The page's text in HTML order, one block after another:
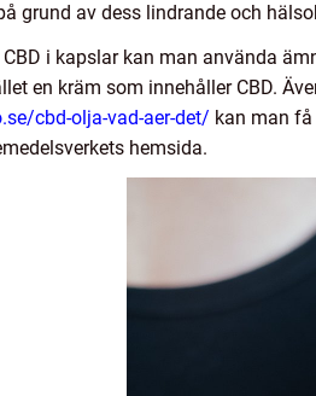
grund av dess lindrande och
CBD i kapslar kan man använda
en kräm som innehåller CBD.
cbd-olja-vad-aer-det/ kan man få
hemsida.